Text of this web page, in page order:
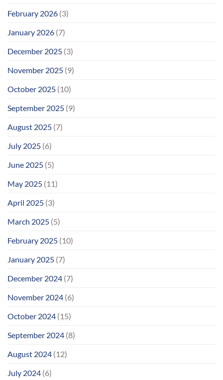
February 2026 (3)
January 2026 (7)
December 2025 (3)
November 2025 (9)
October 2025 (10)
September 2025 (9)
August 2025 (7)
July 2025 (6)
June 2025 (5)
May 2025 (11)
April 2025 (3)
March 2025 (5)
February 2025 (10)
January 2025 (7)
December 2024 (7)
November 2024 (6)
October 2024 (15)
September 2024 (8)
August 2024 (12)
July 2024 (6)